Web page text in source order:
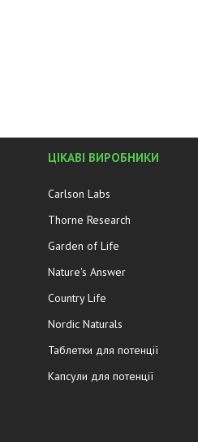
ЦІКАВІ ВИРОБНИКИ
Carlson Labs
Thorne Research
Garden of Life
Nature's Answer
Country Life
Nordic Naturals
Таблетки для потенції
Капсули для потенції